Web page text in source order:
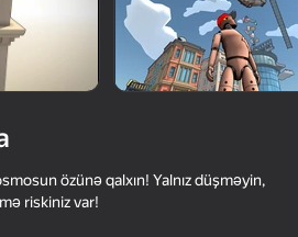
puzzles
özünə qalxın! Yalnız düşməyin,
riskiniz var!